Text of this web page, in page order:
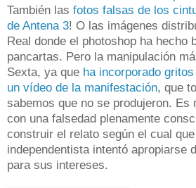
También las fotos falsas de los
de Antena 3! O las imágenes
Real donde el photoshop ha hecho
pancartas. Pero la manipulación
Sexta, ya que ha incorporado
un vídeo de la manifestación, que
sabemos que no se produjeron. Es
con una falsedad plenamente
construir el relato según el cual
independentista intentó apropiarse
para sus intereses.